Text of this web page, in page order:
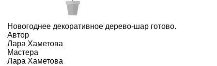
Новогоднее декоративное дерево-шар готово.
Автор
Лара Хаметова
Мастера
Лара Хаметова